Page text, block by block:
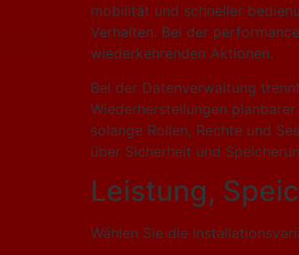
mobilität und schneller
Verhalten. Bei der
wiederkehrenden Aktionen.
Bei der Datenverwaltung
Wiederherstellungen
solange Rollen, Rechte und
über Sicherheit und
Leistung,
Wählen Sie die